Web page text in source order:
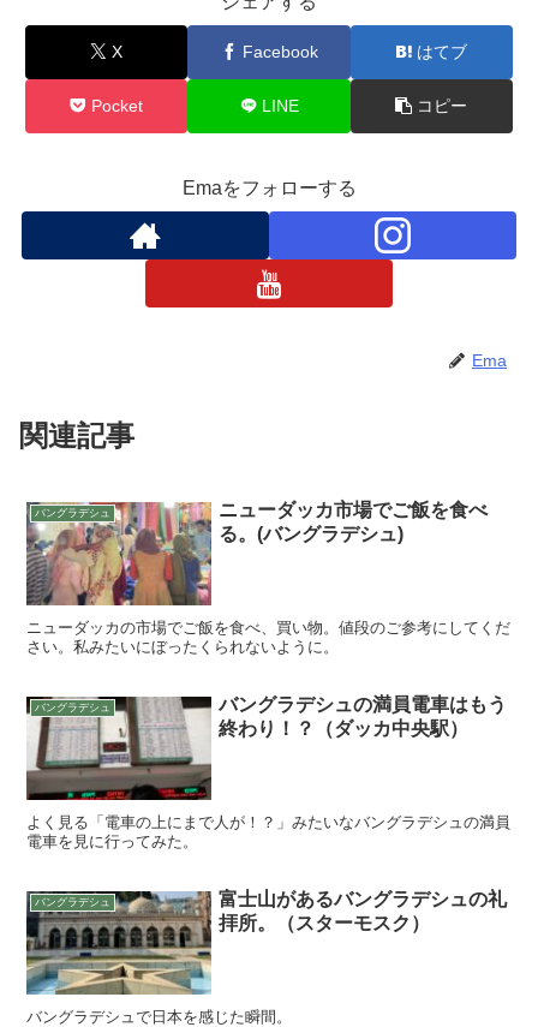
X Facebook はてブ
Pocket LINE コピー
Emaをフォローする
Ema
関連記事
バングラデシュ
ニューダッカ市場でご飯を食べ
る。(バングラデシュ)
ニューダッカの市場でご飯を食べ、買い物。値段のご参考にしてくだ
さい。私みたいにぼったくられないように。
バングラデシュ
バングラデシュの満員電車はもう
終わり！？（ダッカ中央駅）
よく見る「電車の上にまで人が！？」みたいなバングラデシュの満員
電車を見に行ってみた。
バングラデシュ
富士山があるバングラデシュの礼
拝所。（スターモスク）
バングラデシュで日本を感じた瞬間。